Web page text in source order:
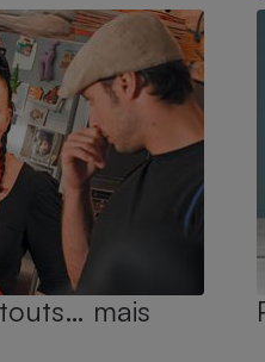
mais